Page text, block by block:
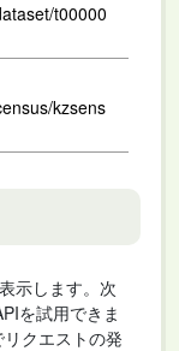
t00000
kzsens
示します。次
を試用できま
クエストの発